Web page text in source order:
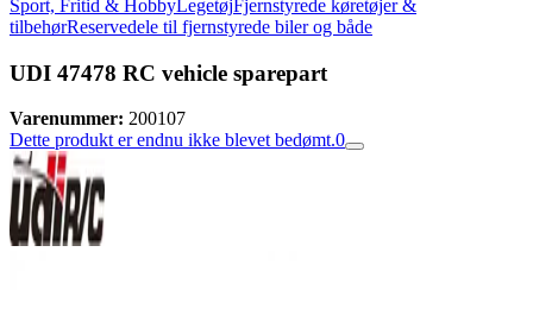
Sport, Fritid & HobbyLegetøjFjernstyrede køretøjer &
tilbehørReservedele til fjernstyrede biler og både
UDI 47478 RC vehicle sparepart
Varenummer: 200107
Dette produkt er endnu ikke blevet bedømt.0